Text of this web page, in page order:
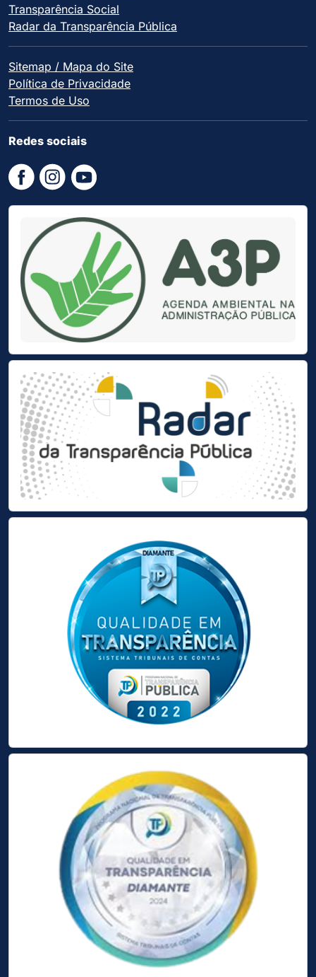
Transparência Social
Radar da Transparência Pública
Sitemap / Mapa do Site
Política de Privacidade
Termos de Uso
Redes sociais